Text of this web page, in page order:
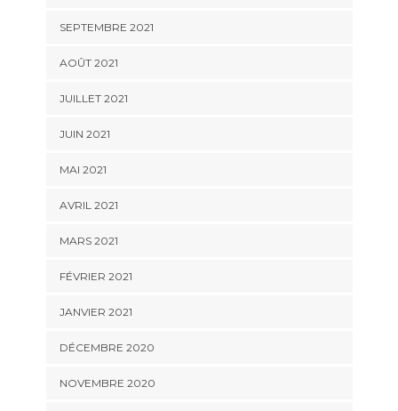
SEPTEMBRE 2021
AOÛT 2021
JUILLET 2021
JUIN 2021
MAI 2021
AVRIL 2021
MARS 2021
FÉVRIER 2021
JANVIER 2021
DÉCEMBRE 2020
NOVEMBRE 2020